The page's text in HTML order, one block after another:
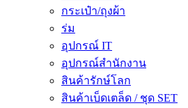
กระเป๋า/ถุงผ้า
ร่ม
อุปกรณ์ IT
อุปกรณ์สำนักงาน
สินค้ารักษ์โลก
สินค้าเบ็ดเตล็ด / ชุด SET